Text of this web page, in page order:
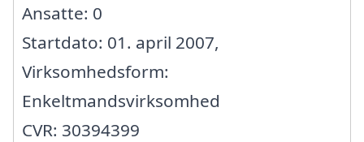
Ansatte: 0
Startdato: 01. april 2007,
Virksomhedsform:
Enkeltmandsvirksomhed
CVR: 30394399